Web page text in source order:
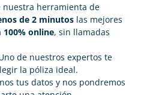
nuestra herramienta de
de 2 minutos las mejores
100% online, sin llamadas
de nuestros expertos te
la póliza ideal.
tus datos y nos pondremos